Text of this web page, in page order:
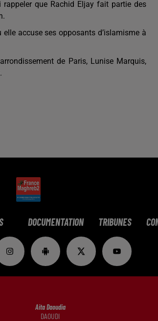
que Rachid Eljay fait partie des
accuse ses opposants d’islamisme à
de Paris, Lunise Marquis,
DOCUMENTATION TRIBUNES
Aita Daoudia
DAOUDI